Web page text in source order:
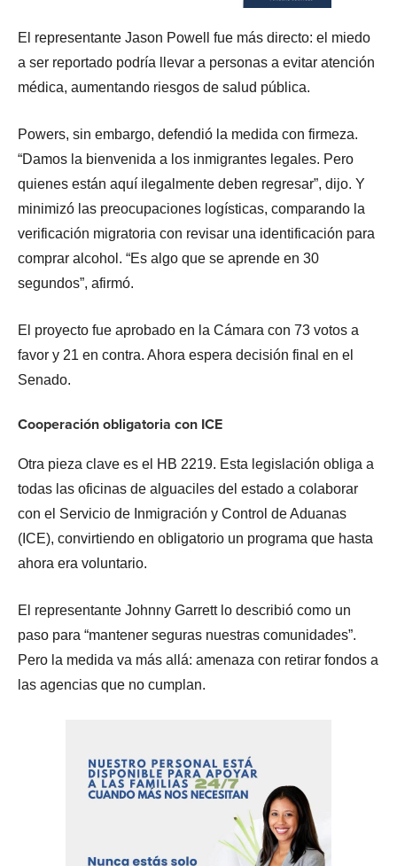
El representante Jason Powell fue más directo: el miedo
a ser reportado podría llevar a personas a evitar atención
médica, aumentando riesgos de salud pública.
Powers, sin embargo, defendió la medida con firmeza.
“Damos la bienvenida a los inmigrantes legales. Pero
quienes están aquí ilegalmente deben regresar”, dijo. Y
minimizó las preocupaciones logísticas, comparando la
verificación migratoria con revisar una identificación para
comprar alcohol. “Es algo que se aprende en 30
segundos”, afirmó.
El proyecto fue aprobado en la Cámara con 73 votos a
favor y 21 en contra. Ahora espera decisión final en el
Senado.
Cooperación obligatoria con ICE
Otra pieza clave es el HB 2219. Esta legislación obliga a
todas las oficinas de alguaciles del estado a colaborar
con el Servicio de Inmigración y Control de Aduanas
(ICE), convirtiendo en obligatorio un programa que hasta
ahora era voluntario.
El representante Johnny Garrett lo describió como un
paso para “mantener seguras nuestras comunidades”.
Pero la medida va más allá: amenaza con retirar fondos a
las agencias que no cumplan.